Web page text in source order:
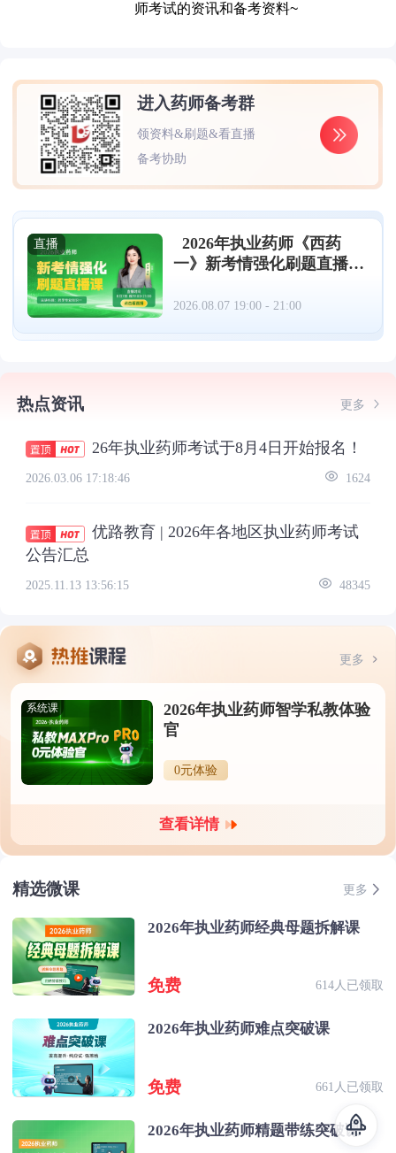
师考试的资讯和备考资料~
进入药师备考群
领资料&刷题&看直播
备考协助
直播
2026年执业药师《西药
一》新考情强化刷题直播
2026.08.07 19:00 - 21:00
热点资讯 更多
26年执业药师考试于8月4日开始报名！
2026.03.06 17:18:46 1624
优路教育 | 2026年各地区执业药师考试
公告汇总
2025.11.13 13:56:15 48345
更多
系统课
2026年执业药师智学私教体验
官
0元体验
查看详情
精选微课 更多
2026年执业药师经典母题拆解课
免费 614人已领取
2026年执业药师难点突破课
免费 661人已领取
2026年执业药师精题带练突破课